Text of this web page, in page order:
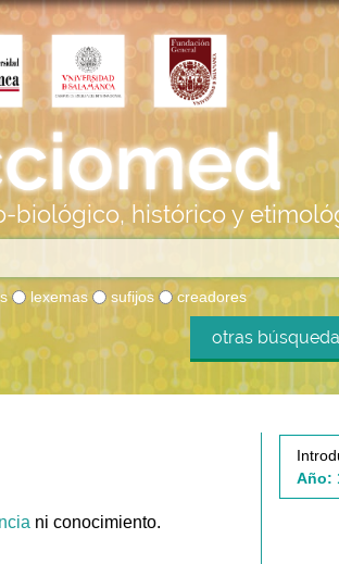
biológico, histórico y
lexemas sufijos creadores
otras
ni conocimiento.
Año: